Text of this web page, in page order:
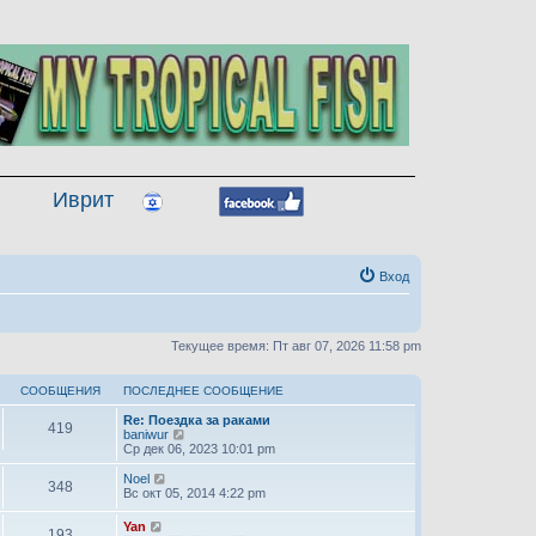
Иврит
Вход
Текущее время: Пт авг 07, 2026 11:58 pm
СООБЩЕНИЯ ПОСЛЕДНЕЕ СООБЩЕНИЕ
419
Re: Поездка за раками
baniwur
е
р
й
к
Ср дек 06, 2023 10:01 pm
348 Noel
е
Вс окт 05, 2014 4:22 pm
Yan